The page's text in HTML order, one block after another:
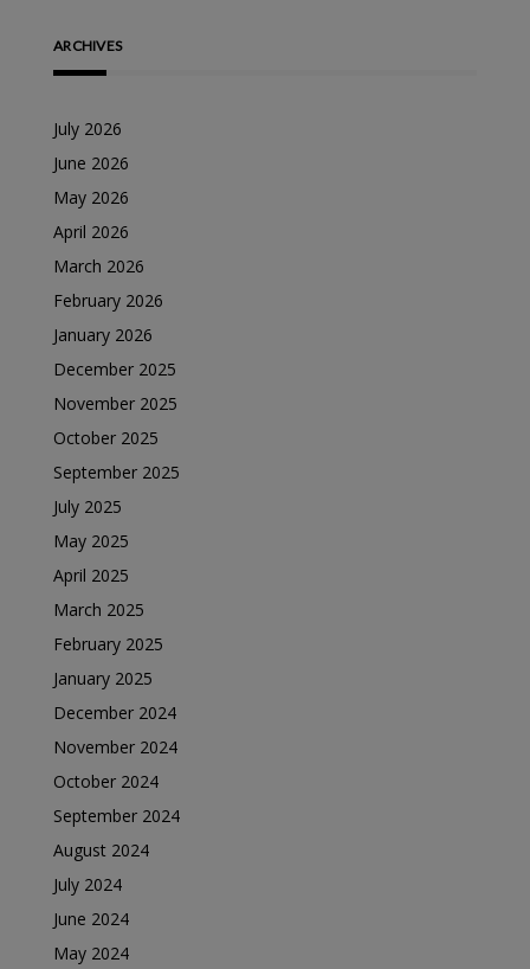
ARCHIVES
July 2026
June 2026
May 2026
April 2026
March 2026
February 2026
January 2026
December 2025
November 2025
October 2025
September 2025
July 2025
May 2025
April 2025
March 2025
February 2025
January 2025
December 2024
November 2024
October 2024
September 2024
August 2024
July 2024
June 2024
May 2024